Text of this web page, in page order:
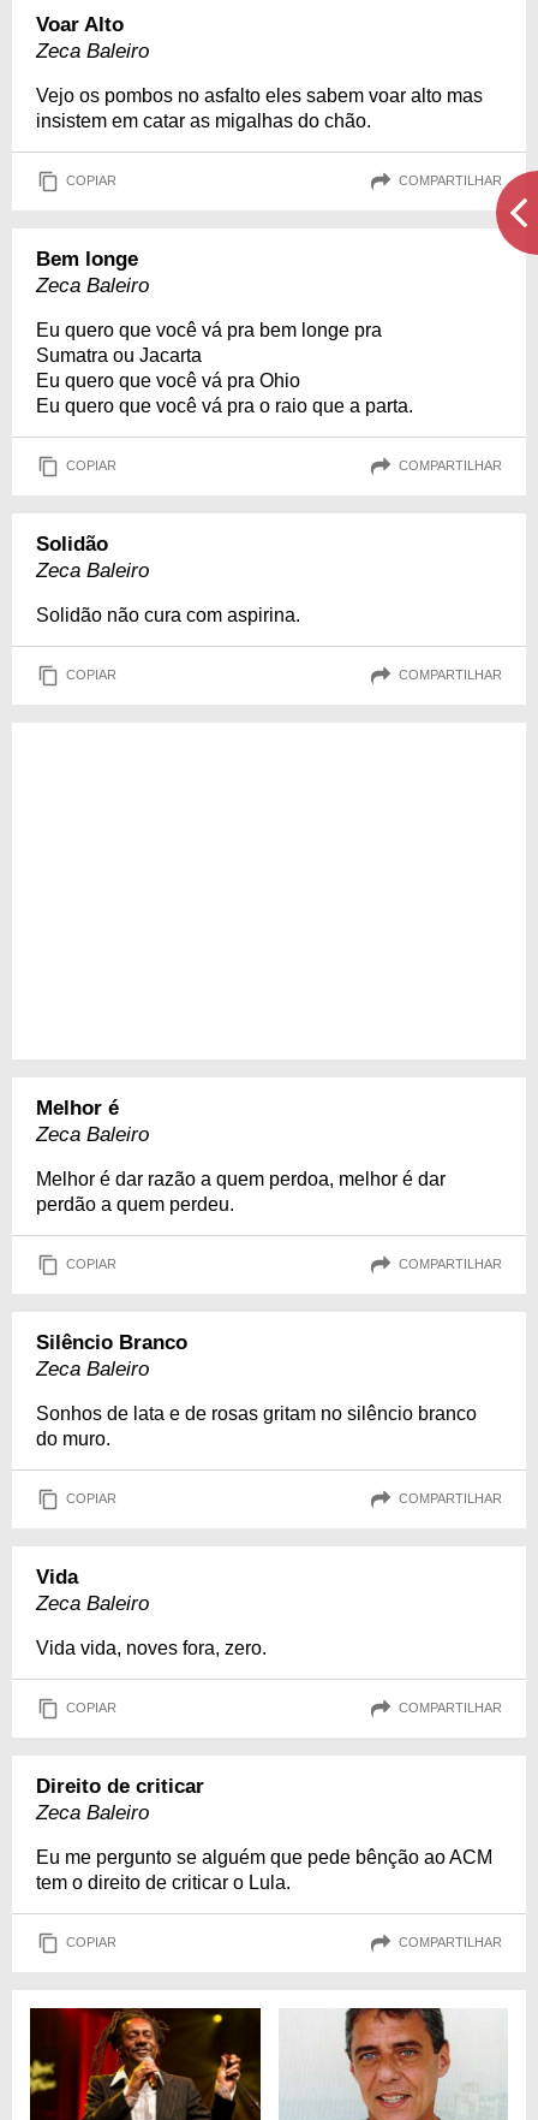
Voar Alto
Zeca Baleiro
Vejo os pombos no asfalto eles sabem voar alto mas
insistem em catar as migalhas do chão.
COPIAR COMPARTILHAR
Bem longe
Zeca Baleiro
Eu quero que você vá pra bem longe pra
Sumatra ou Jacarta
Eu quero que você vá pra Ohio
Eu quero que você vá pra o raio que a parta.
COPIAR COMPARTILHAR
Solidão
Zeca Baleiro
Solidão não cura com aspirina.
COPIAR COMPARTILHAR
Melhor é
Zeca Baleiro
Melhor é dar razão a quem perdoa, melhor é dar
perdão a quem perdeu.
COPIAR COMPARTILHAR
Silêncio Branco
Zeca Baleiro
Sonhos de lata e de rosas gritam no silêncio branco
do muro.
COPIAR COMPARTILHAR
Vida
Zeca Baleiro
Vida vida, noves fora, zero.
COPIAR COMPARTILHAR
Direito de criticar
Zeca Baleiro
Eu me pergunto se alguém que pede bênção ao ACM
tem o direito de criticar o Lula.
COPIAR COMPARTILHAR